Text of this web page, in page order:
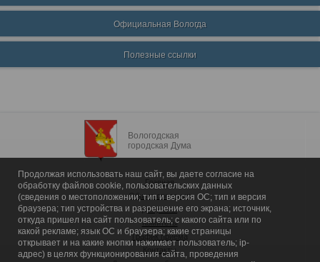
Официальная Вологда
Полезные ссылки
Вологодская
городская Дума
Главная
Общие сведения
Депутаты
Комитеты
График приема
Контакты
Продолжая использовать наш сайт, вы даете согласие на
обработку файлов cookie, пользовательских данных
(сведения о местоположении; тип и версия ОС; тип и версия
браузера; тип устройства и разрешение его экрана; источник,
откуда пришел на сайт пользователь; с какого сайта или по
какой рекламе; язык ОС и браузера; какие страницы
открывает и на какие кнопки нажимает пользователь; ip-
адрес) в целях функционирования сайта, проведения